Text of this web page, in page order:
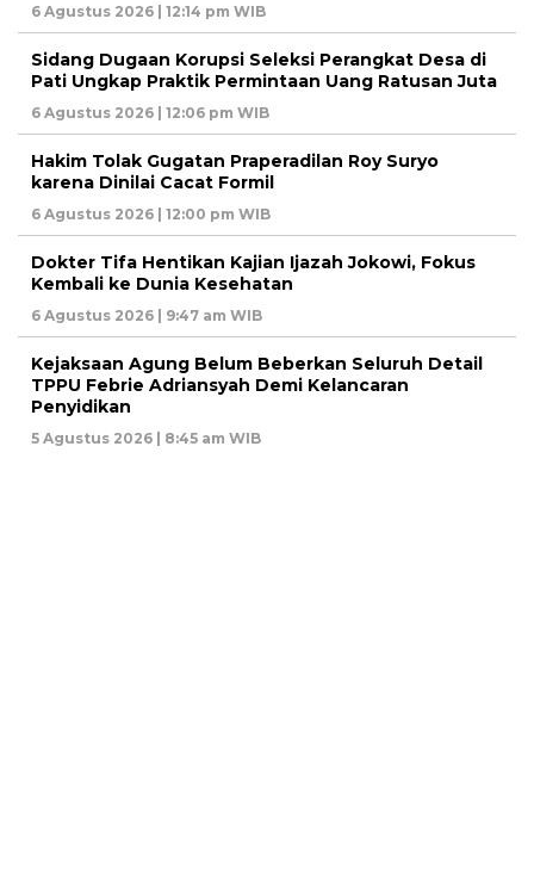
6 Agustus 2026 | 12:14 pm WIB
Sidang Dugaan Korupsi Seleksi Perangkat Desa di
Pati Ungkap Praktik Permintaan Uang Ratusan Juta
6 Agustus 2026 | 12:06 pm WIB
Hakim Tolak Gugatan Praperadilan Roy Suryo
karena Dinilai Cacat Formil
6 Agustus 2026 | 12:00 pm WIB
Dokter Tifa Hentikan Kajian Ijazah Jokowi, Fokus
Kembali ke Dunia Kesehatan
6 Agustus 2026 | 9:47 am WIB
Kejaksaan Agung Belum Beberkan Seluruh Detail
TPPU Febrie Adriansyah Demi Kelancaran
Penyidikan
5 Agustus 2026 | 8:45 am WIB